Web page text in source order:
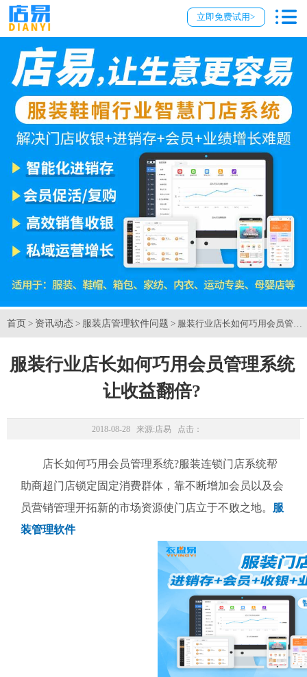
立即免费试用>
首页 > 资讯动态 > 服装店管理软件问题 > 服装行业店长如何巧用会员管理
服装行业店长如何巧用会员管理系统
让收益翻倍?
2018-08-28 来源:店易 点击：
店长如何巧用会员管理系统?服装连锁门店系统帮
助商超门店锁定固定消费群体，靠不断增加会员以及会
员营销管理开拓新的市场资源使门店立于不败之地。 服
装管理软件